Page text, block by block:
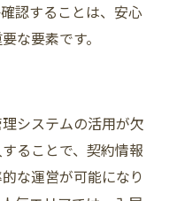
手に入れる方法
のコツ
の選択
生活向上
認することは、安心
な要素です。
システムの活用が欠
ることで、契約情報
な運営が可能になり